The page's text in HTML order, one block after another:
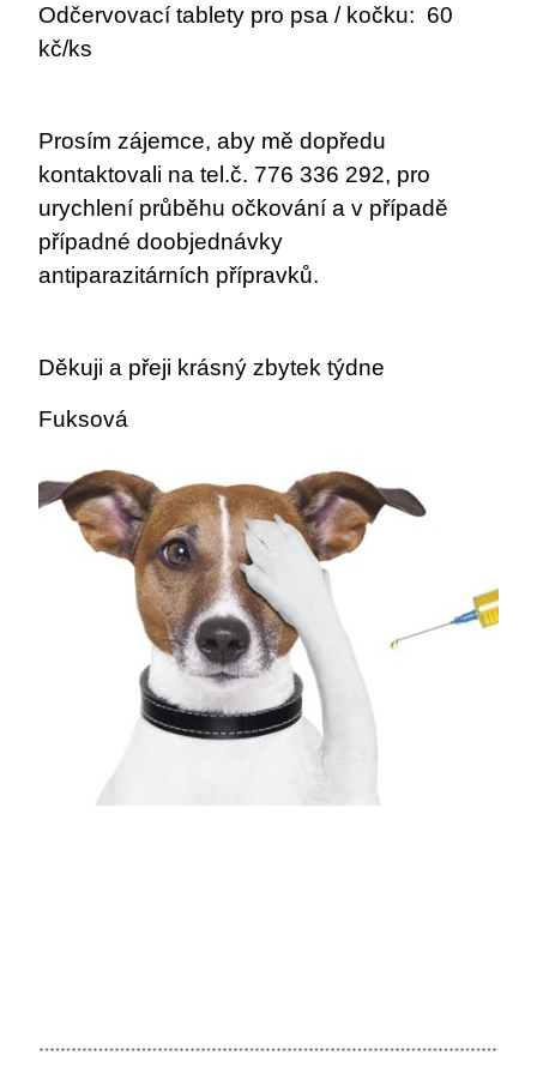
Odčervovací tablety pro psa / kočku: 60
kč/ks
Prosím zájemce, aby mě dopředu
kontaktovali na tel.č. 776 336 292, pro
urychlení průběhu očkování a v případě
případné doobjednávky
antiparazitárních přípravků.
Děkuji a přeji krásný zbytek týdne
Fuksová